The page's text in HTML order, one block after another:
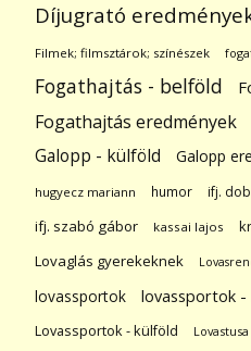
Díjugrató
Filmek; filmsztárok; színészek
Fogathajtás - belföld
Fogathajtás eredmények
Galopp - külföld Galopp
hugyecz mariann humor ifj.
ifj. szabó gábor kassai lajos
Lovaglás gyerekeknek
lovassportok lovassportok -
Lovassportok - külföld